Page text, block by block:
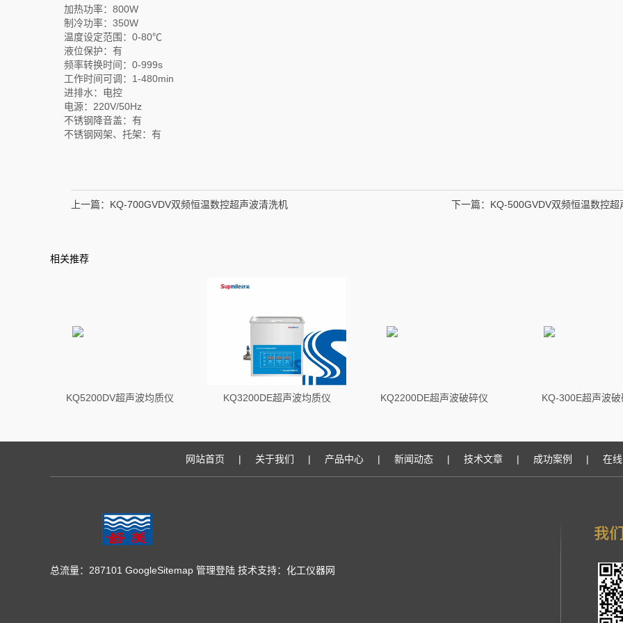
加热功率：800W
制冷功率：350W
温度设定范围：0-80℃
液位保护：有
频率转换时间：0-999s
工作时间可调：1-480min
进排水：电控
电源：220V/50Hz
不锈钢降音盖：有
不锈钢网架、托架：有
上一篇： KQ-700GVDV双频恒温数控超声波清洗机 下一篇： KQ-500GVDV双频恒温数控超
相关推荐
KQ5200DV超声波均质仪 KQ3200DE超声波均质仪 KQ2200DE超声波破碎仪 KQ-300E超声波破
网站首页 | 关于我们 | 产品中心 | 新闻动态 | 技术文章 | 成功案例 | 在
总流量：287101 GoogleSitemap 管理登陆 技术支持： 化工仪器网